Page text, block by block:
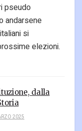
pseudo
andarsene
si
elezioni.
dalla
2025